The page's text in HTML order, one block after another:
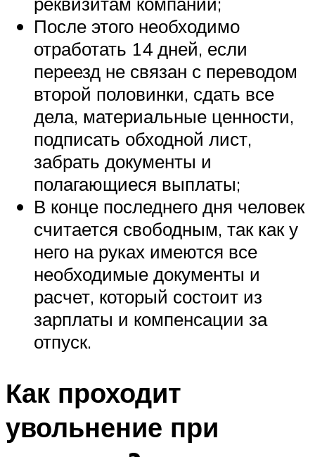
После этого необходимо
отработать 14 дней, если
переезд не связан с переводом
второй половинки, сдать все
дела, материальные ценности,
подписать обходной лист,
забрать документы и
полагающиеся выплаты;
В конце последнего дня человек
считается свободным, так как у
него на руках имеются все
необходимые документы и
расчет, который состоит из
зарплаты и компенсации за
отпуск.
Как проходит
увольнение при